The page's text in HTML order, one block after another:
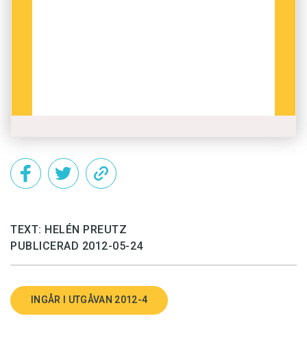
TEXT: HELÉN PREUTZ
PUBLICERAD 2012-05-24
INGÅR I UTGÅVAN 2012-4